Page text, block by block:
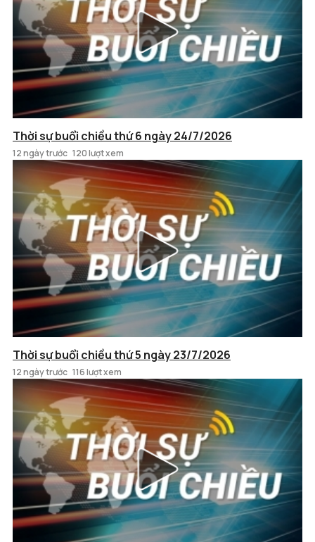
Thời sự buổi chiều thứ 6 ngày 24/7/2026
12 ngày trước 120 lượt xem
Thời sự buổi chiều thứ 5 ngày 23/7/2026
12 ngày trước 116 lượt xem